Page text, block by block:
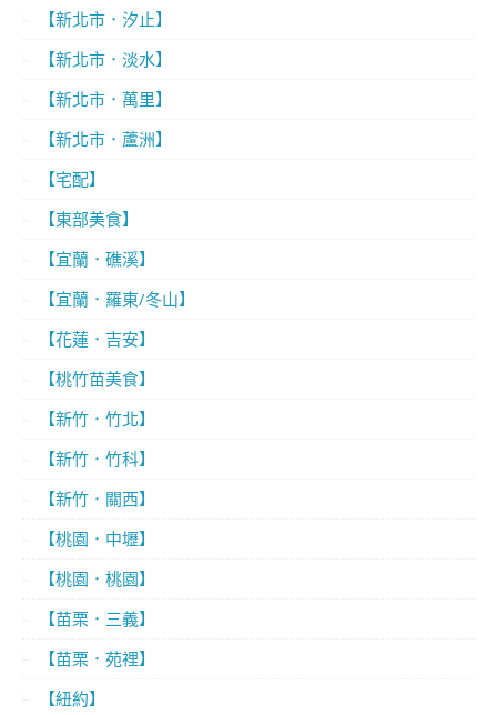
【新北市．汐止】
【新北市．淡水】
【新北市．萬里】
【新北市．蘆洲】
【宅配】
【東部美食】
【宜蘭．礁溪】
【宜蘭．羅東/冬山】
【花蓮．吉安】
【桃竹苗美食】
【新竹．竹北】
【新竹．竹科】
【新竹．關西】
【桃園．中壢】
【桃園．桃園】
【苗栗．三義】
【苗栗．苑裡】
【紐約】